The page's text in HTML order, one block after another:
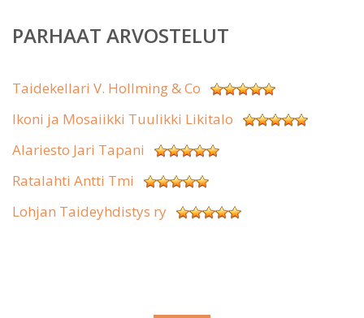
PARHAAT ARVOSTELUT
Taidekellari V. Hollming & Co
Ikoni ja Mosaiikki Tuulikki Likitalo
Alariesto Jari Tapani
Ratalahti Antti Tmi
Lohjan Taideyhdistys ry